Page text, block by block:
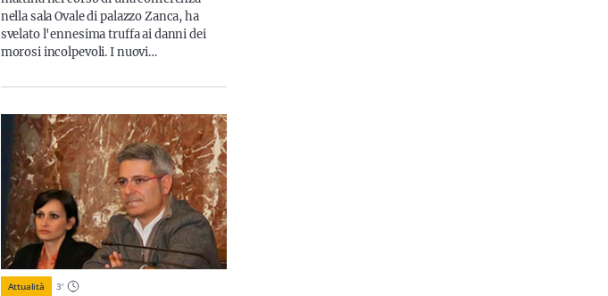
nella sala Ovale di palazzo Zanca, ha
svelato l'ennesima truffa ai danni dei
morosi incolpevoli. I nuovi…
Attualità 3'